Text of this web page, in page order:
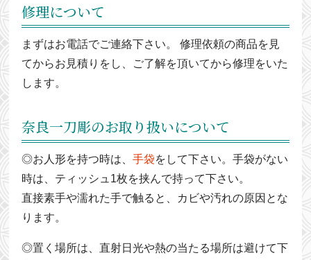
修理について
まずはお電話でご連絡下さい。 修理依頼の商品を見
てからお見積りをし、ご了解を頂いてから修理をいた
します。
奈良一刀彫のお取り扱いについて
◎お人形を持つ時は、手袋をして下さい。手袋がない
時は、ティッシュ1枚を挟んで持って下さい。
直接素手や濡れた手で触ると、カビや汚れの原因とな
ります。
◎置く場所は、直射日光や熱の当たる場所は避けて下